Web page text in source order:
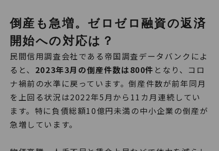
倒産も急増。ゼロゼロ融資の返済
開始への対応は？
民間信用調査会社である帝国調査データバンクによ
ると、 2023年3月の倒産件数は800件 となり、コロ
ナ禍前の水準に戻っています。倒産件数が前年同月
を上回る状況は2022年5月から11カ月連続してい
ます。特に負債総額10億円未満の中小企業の倒産が
急増しています。